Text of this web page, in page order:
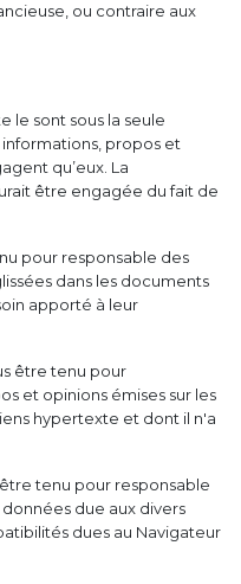
ou contraire aux
le sont sous la seule
propos et
qu’eux. La
être engagée du fait de
pour responsable des
dans les documents
apporté à leur
être tenu pour
et opinions émises sur les
hypertexte et dont il n'a
tenu pour responsable
due aux divers
dues au Navigateur